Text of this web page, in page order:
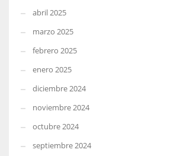
abril 2025
marzo 2025
febrero 2025
enero 2025
diciembre 2024
noviembre 2024
octubre 2024
septiembre 2024